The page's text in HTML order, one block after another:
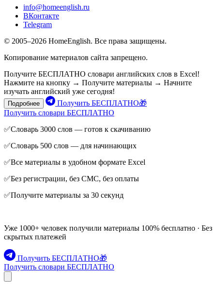
info@homeenglish.ru
ВКонтакте
Telegram
© 2005–2026 HomeEnglish. Все права защищены.
Копирование материалов сайта запрещено.
Получите БЕСПЛАТНО словари английских слов в Excel!
Нажмите на кнопку → Получите материалы → Начните
изучать английский уже сегодня!
Подробнее
Получить БЕСПЛАТНО🎁
Получить словари БЕСПЛАТНО
✅Словарь 3000 слов — готов к скачиванию
✅Словарь 500 слов — для начинающих
✅Все материалы в удобном формате Excel
✅Без регистрации, без СМС, без оплаты
✅Получите материалы за 30 секунд
Уже 1000+ человек получили материалы 100% бесплатно · Без
скрытых платежей
Получить БЕСПЛАТНО🎁
Получить словари БЕСПЛАТНО